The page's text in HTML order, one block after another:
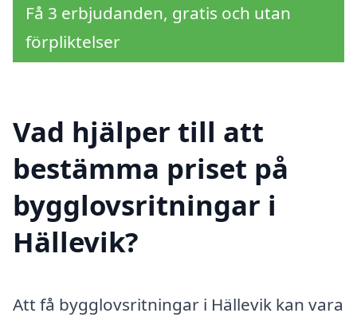
Få 3 erbjudanden, gratis och utan
förpliktelser
Vad hjälper till att
bestämma priset på
bygglovsritningar i
Hällevik?
Att få bygglovsritningar i Hällevik kan vara